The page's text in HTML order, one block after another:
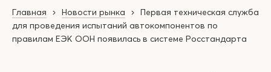
Главная Новости рынка
Первая техническая служба
для проведения испытаний автокомпонентов по
правилам ЕЭК ООН появилась в системе Росстандарта